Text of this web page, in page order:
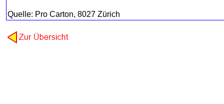
Quelle: Pro Carton, 8027 Zürich